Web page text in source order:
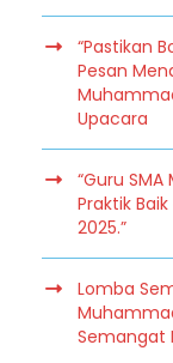
“Pastikan
Pesan
Upacara
“Guru
Praktik
2025.”
Lomba
Semangat